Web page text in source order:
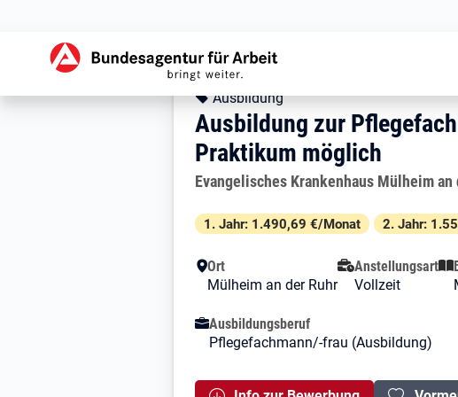
Stellendetails zu:
Ausbildung zur
Ausbildung zur
Kopfbereich
Angebotsart:
Ausbildung
Ausbildung zur
Praktikum möglich
Arbeitgeber:
Evangelisches Krankenhaus Mülheim an
Besondere Merkmale
1. Jahr: 1.490,69 €/Monat 2. Jahr:
Ort
Mülheim an der Ruhr
Anstellungsart
Vollzeit
Ausbildungsberuf
Pflegefachmann/-frau (Ausbildung)